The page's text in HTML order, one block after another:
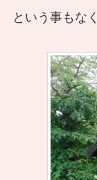
という事もな